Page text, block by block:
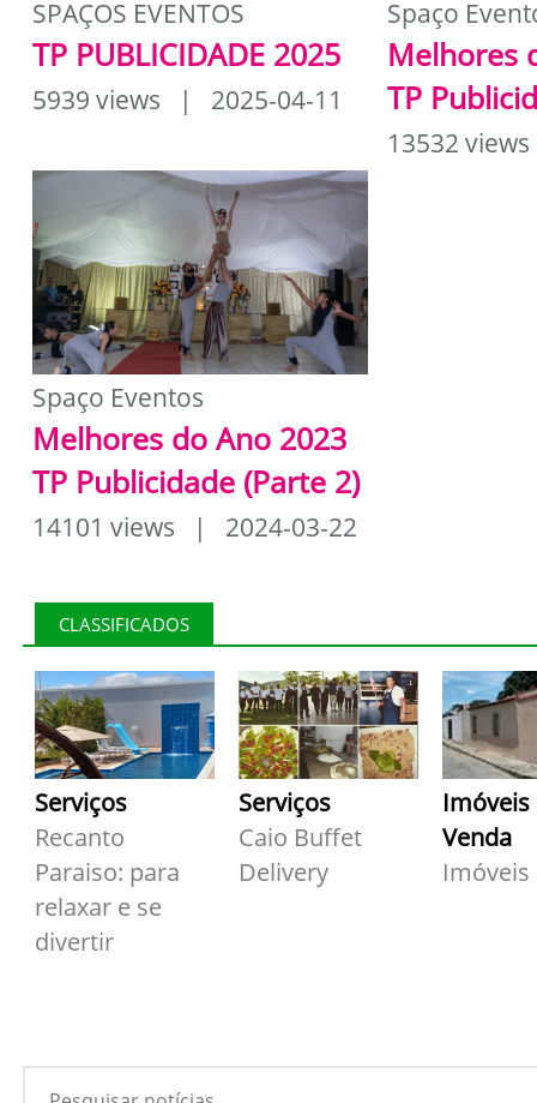
SPAÇOS EVENTOS
TP PUBLICIDADE 2025
5939 views | 2025-04-11
Spaço
Melhores
TP
13532
Spaço Eventos
Melhores do Ano 2023
TP Publicidade (Parte 2)
14101 views | 2024-03-22
CLASSIFICADOS
Serviços
Recanto
Paraiso: para
relaxar e se
divertir
Serviços
Caio Buffet
Delivery
Imóveis
Venda
Imóveis